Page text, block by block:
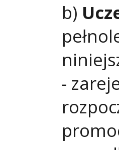
b)
-